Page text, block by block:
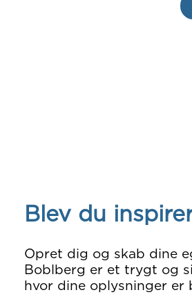
Blev du
Opret dig og skab dine
Boblberg er et trygt og
hvor dine oplysninger er